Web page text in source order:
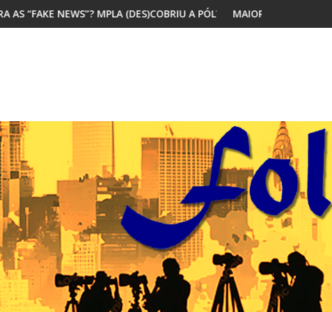
A PÓLVORAMAIORIA DOS JOVENS AFRICANOS QUER MIGRAR